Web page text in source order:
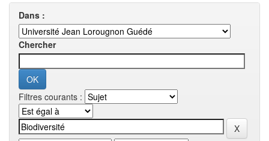
Dans :
Chercher
Filtres courants :